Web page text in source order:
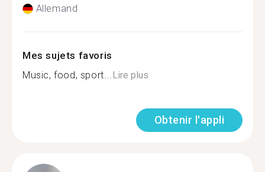
Allemand
Mes sujets favoris
Music, food, sport...Lire plus
Obtenir l'appli